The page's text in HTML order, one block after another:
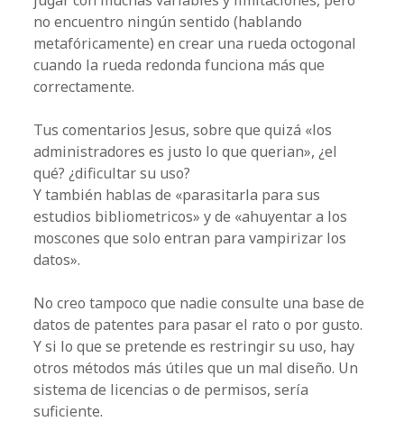
no encuentro ningún sentido (hablando
metafóricamente) en crear una rueda octogonal
cuando la rueda redonda funciona más que
correctamente.
Tus comentarios Jesus, sobre que quizá «los
administradores es justo lo que querian», ¿el
qué? ¿dificultar su uso?
Y también hablas de «parasitarla para sus
estudios bibliometricos» y de «ahuyentar a los
moscones que solo entran para vampirizar los
datos».
No creo tampoco que nadie consulte una base de
datos de patentes para pasar el rato o por gusto.
Y si lo que se pretende es restringir su uso, hay
otros métodos más útiles que un mal diseño. Un
sistema de licencias o de permisos, sería
suficiente.